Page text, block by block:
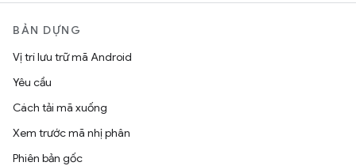
BẢN DỰNG
Vị trí lưu trữ mã Android
Yêu cầu
Cách tải mã xuống
Xem trước mã nhị phân
Phiên bản gốc